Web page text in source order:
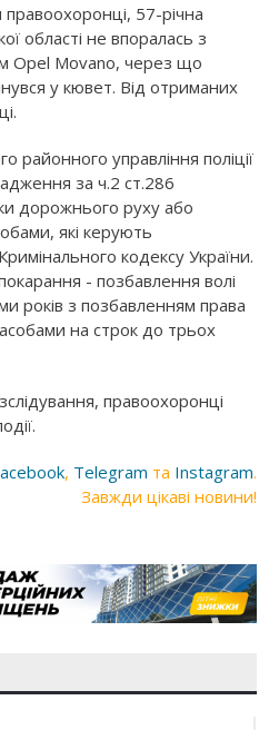
57-річна
області не впоралась з
Opel Movano, через що
у кювет. Від отриманих
районного управління поліції
за ч.2 ст.286
дорожнього руху або
які керують
кодексу України.
- позбавлення волі
років з позбавленням права
на строк до трьох
правоохоронці
, Telegram та Instagram.
Завжди цікаві новини!